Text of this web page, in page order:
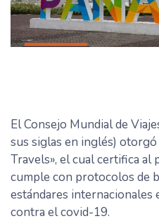
El Consejo Mundial de
sus siglas en inglés) otorgó
Travels», el cual certifica al
cumple con protocolos de
estándares internacionales
contra el covid-19.